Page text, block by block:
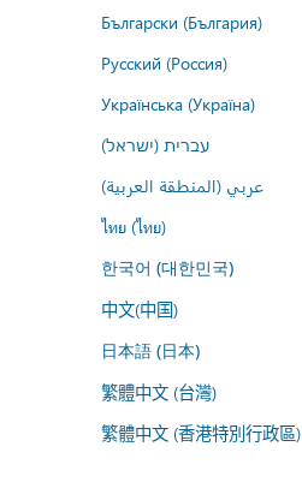
Български (България)
Русский (Россия)
Українська (Україна)
עברית (ישראל)
عربي (المنطقة العربية)
ไทย (ไทย)
한국어 (대한민국)
中文(中国)
日本語 (日本)
繁體中文 (台灣)
繁體中文 (香港特別行政區)